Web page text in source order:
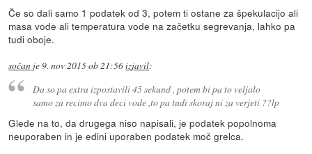
Če so dali samo 1 podatek od 3, potem ti ostane za špekulacijo ali
masa vode ali temperatura vode na začetku segrevanja, lahko pa
tudi oboje.
sočan je9. nov 2015 ob 21:56izjavil:
Da so pa extra izpostavili 45 sekund , potem bi pa to veljalo
samo za recimo dva deci vode ,to pa tudi skoraj ni za verjeti ??lp
Glede na to, da drugega niso napisali, je podatek popolnoma
neuporaben in je edini uporaben podatek moč grelca.